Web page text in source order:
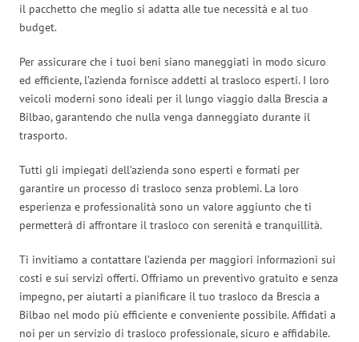
il pacchetto che meglio si adatta alle tue necessità e al tuo
budget.
Per assicurare che i tuoi beni siano maneggiati in modo sicuro
ed efficiente, l’azienda fornisce addetti al trasloco esperti. I loro
veicoli moderni sono ideali per il lungo viaggio dalla Brescia a
Bilbao, garantendo che nulla venga danneggiato durante il
trasporto.
Tutti gli impiegati dell’azienda sono esperti e formati per
garantire un processo di trasloco senza problemi. La loro
esperienza e professionalità sono un valore aggiunto che ti
permetterà di affrontare il trasloco con serenità e tranquillità.
Ti invitiamo a contattare l’azienda per maggiori informazioni sui
costi e sui servizi offerti. Offriamo un preventivo gratuito e senza
impegno, per aiutarti a pianificare il tuo trasloco da Brescia a
Bilbao nel modo più efficiente e conveniente possibile. Affidati a
noi per un servizio di trasloco professionale, sicuro e affidabile.